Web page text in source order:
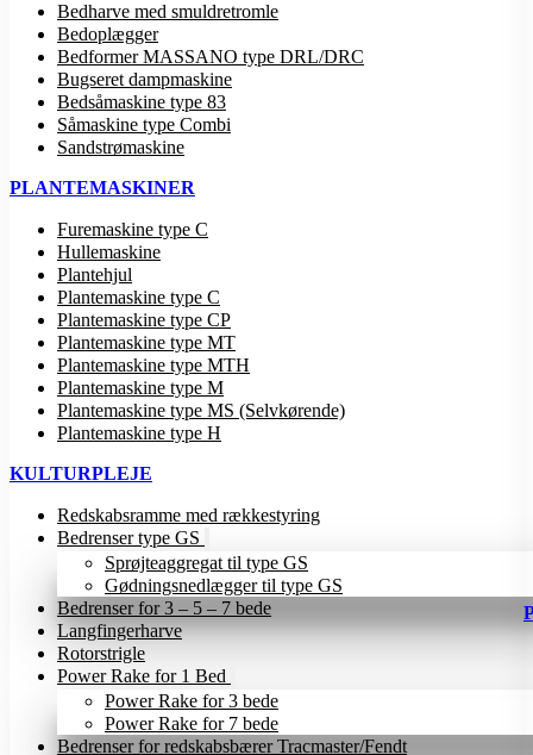
Bedharve med smuldretromle
Bedoplægger
Bedformer MASSANO type DRL/DRC
Bugseret dampmaskine
Bedsåmaskine type 83
Såmaskine type Combi
Sandstrømaskine
PLANTEMASKINER
Furemaskine type C
Hullemaskine
Plantehjul
Plantemaskine type C
Plantemaskine type CP
Plantemaskine type MT
Plantemaskine type MTH
Plantemaskine type M
Plantemaskine type MS (Selvkørende)
Plantemaskine type H
KULTURPLEJE
Redskabsramme med rækkestyring
Bedrenser type GS
Sprøjteaggregat til type GS
Gødningsnedlægger til type GS
Bedrenser for 3 – 5 – 7 bede
Langfingerharve
Rotorstrigle
Power Rake for 1 Bed
Power Rake for 3 bede
Power Rake for 7 bede
Bedrenser for redskabsbærer Tracmaster/Fendt